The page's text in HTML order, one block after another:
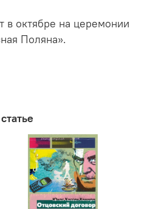
в октябре на церемонии
Поляна».